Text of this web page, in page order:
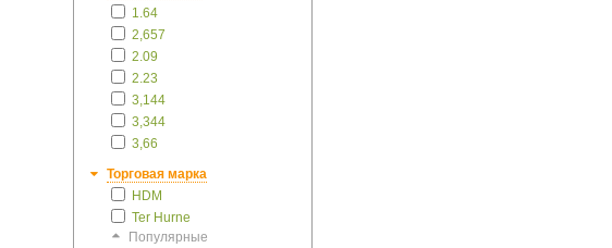
1.64
2,657
2.09
2.23
3,144
3,344
3,66
Торговая марка
HDM
Ter Hurne
Популярные